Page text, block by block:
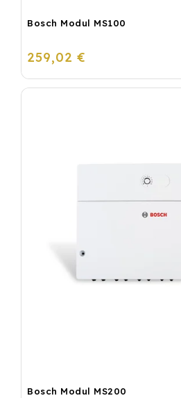
Bosch Modul MS100
259,02 €
Bosch Modul MS200